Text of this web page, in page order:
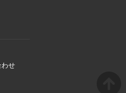
わせ